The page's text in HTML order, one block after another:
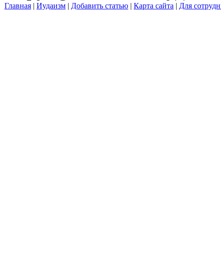
Главная | Иудаизм | Добавить статью | Карта сайта | Для